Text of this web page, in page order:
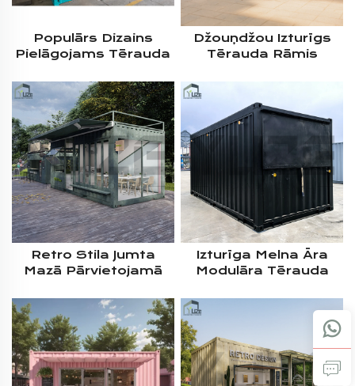
Populārs Dizains
Pielāgojams Tērauda
Mobīlais Modulārais
Transporta
Konteiners
Izbrauktuve Veikalam
Džouņdžou Izturīgs
Tērauda Rāmis
Portatīvs Ekoloģiski
Draudzīgs Mini
Uzplaiksnījies
Konteineru Ātrās
Ēšanas Veikals
Retro Stila Jumta
Mazā Pārvietojamā
Konteineru Kafejnīca
Pārdošanai Austrālijā
Izturīga Melna Āra
Modulāra Tērauda
Uzstādāma Laika
Apstākļiem Izturīga
Kuģu Konteineru Māja